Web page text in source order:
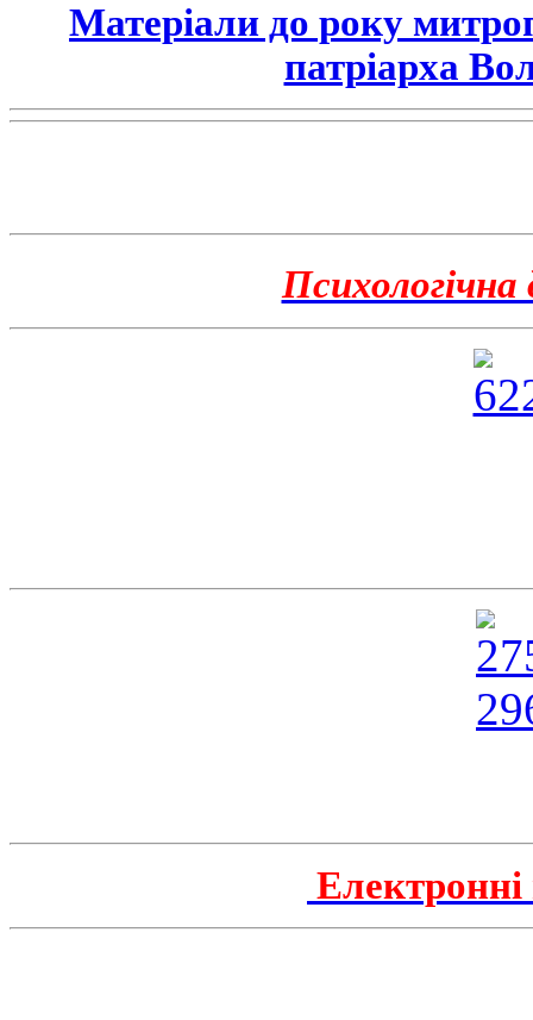
Матеріали до року
патріарха
Психологічна
Електронні